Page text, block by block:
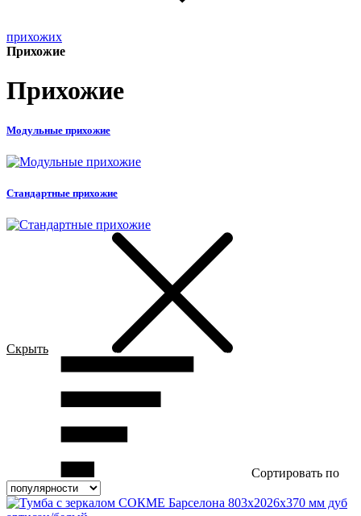
прихожих
Прихожие
Прихожие
Модульные прихожие
Стандартные прихожие
Скрыть
Сортировать по